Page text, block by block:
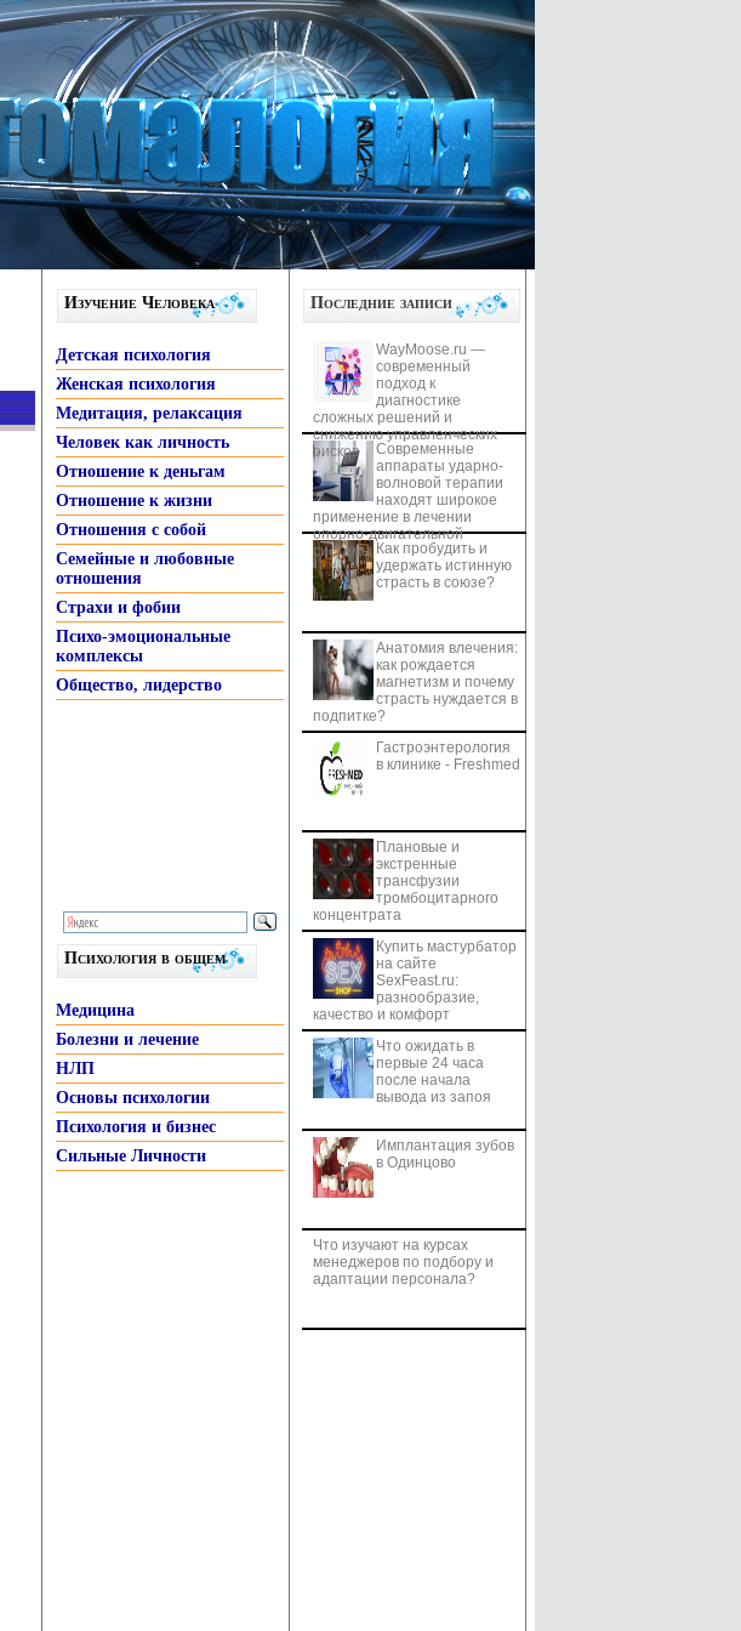
Изучение Человека
Детская психология
Женская психология
Медитация, релаксация
Человек как личность
Отношение к деньгам
Отношение к жизни
Отношения с собой
Семейные и любовные
отношения
Страхи и фобии
Психо-эмоциональные
комплексы
Общество, лидерство
Психология в общем
Медицина
Болезни и лечение
НЛП
Основы психологии
Психология и бизнес
Сильные Личности
Последние записи
WayMoose.ru —
современный
подход к
диагностике
сложных решений и
снижению управленческих
рисков
Современные
аппараты ударно-
волновой терапии
находят широкое
применение в лечении
опорно-двигательной
системы Как пробудить и
удержать истинную
страсть в союзе?
Анатомия влечения:
как рождается
магнетизм и почему
страсть нуждается в
подпитке?
Гастроэнтерология
в клинике - Freshmed
Плановые и
экстренные
трансфузии
тромбоцитарного
концентрата
Купить мастурбатор
на сайте
SexFeast.ru:
разнообразие,
качество и комфорт
Что ожидать в
первые 24 часа
после начала
вывода из запоя
Имплантация зубов
в Одинцово
Что изучают на курсах
менеджеров по подбору и
адаптации персонала?